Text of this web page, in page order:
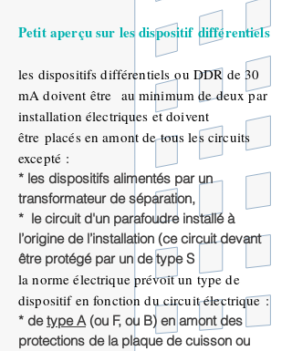
Petit aperçu sur les dispositif différentiels
les dispositifs différentiels ou DDR de 30
mA doivent être au minimum de deux par
installation électriques et doivent
être placés en amont de tous les circuits
excepté :
* les dispositifs alimentés par un
transformateur de séparation,
* le circuit d'un parafoudre installé à
l’origine de l’installation (ce circuit devant
être protégé par un de type S
la norme électrique prévoit un type de
dispositif en fonction du circuitélectrique:
* detype A(ou F, ou B) en amont des
protections de la plaque de cuisson ou